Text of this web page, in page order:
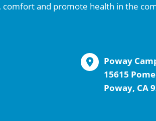
comfort and promote health in the
Poway
15615
Poway, CA